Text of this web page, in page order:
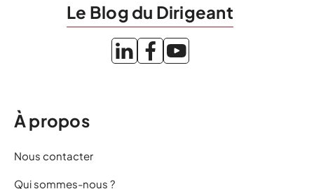
Le Blog du Dirigeant
À propos
Nous contacter
Qui sommes-nous ?